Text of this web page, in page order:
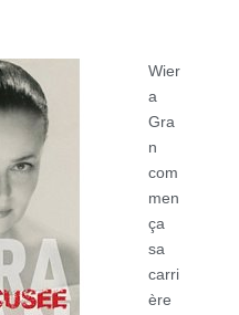
Wier
a
Gra
n
com
men
ça
sa
carri
ère